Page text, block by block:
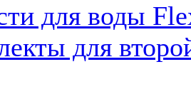
для воды
для